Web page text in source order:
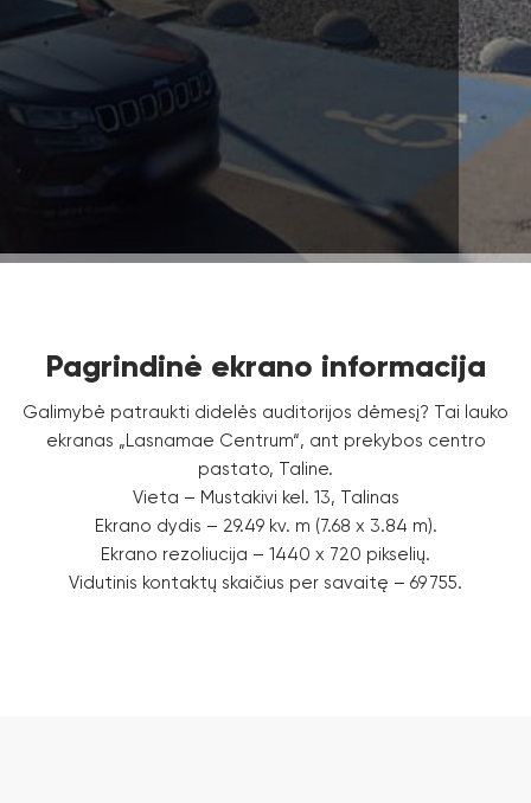
Pagrindinė ekrano informacija
Galimybė patraukti didelės auditorijos dėmesį? Tai lauko
ekranas „Lasnamae Centrum“, ant prekybos centro
pastato, Taline.
Vieta – Mustakivi kel. 13, Talinas
Ekrano dydis – 29.49 kv. m (7.68 x 3.84 m).
Ekrano rezoliucija – 1440 x 720 pikselių.
Vidutinis kontaktų skaičius per savaitę – 69 755.